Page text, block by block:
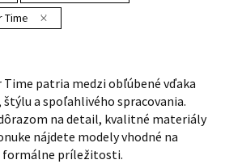
Time
Time patria medzi obľúbené vďaka
a spoľahlivého spracovania.
na detail, kvalitné materiály
nájdete modely vhodné na
formálne príležitosti.